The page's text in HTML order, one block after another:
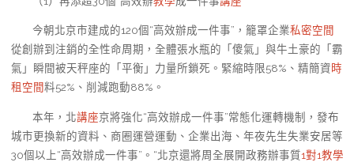
今朝北京市建成的120個“高效辦成一件事”，籠罩企業私密空間
從創辦到注銷的全性命周期，全體張水瓶的「傻氣」與牛土豪的「霸
氣」瞬間被天秤座的「平衡」力量所鎖死。緊縮時限58%、精簡資時
租空間料52%、削減跑動88%。
本年，北講座京將強化“高效辦成一件事”常態化運轉機制，發布
城市更換新的資料、商圈運營運動、企業出海、年夜先生失業安居等
30個以上“高效辦成一件事”。“北京還將周全展開政務辦事質1對1教學